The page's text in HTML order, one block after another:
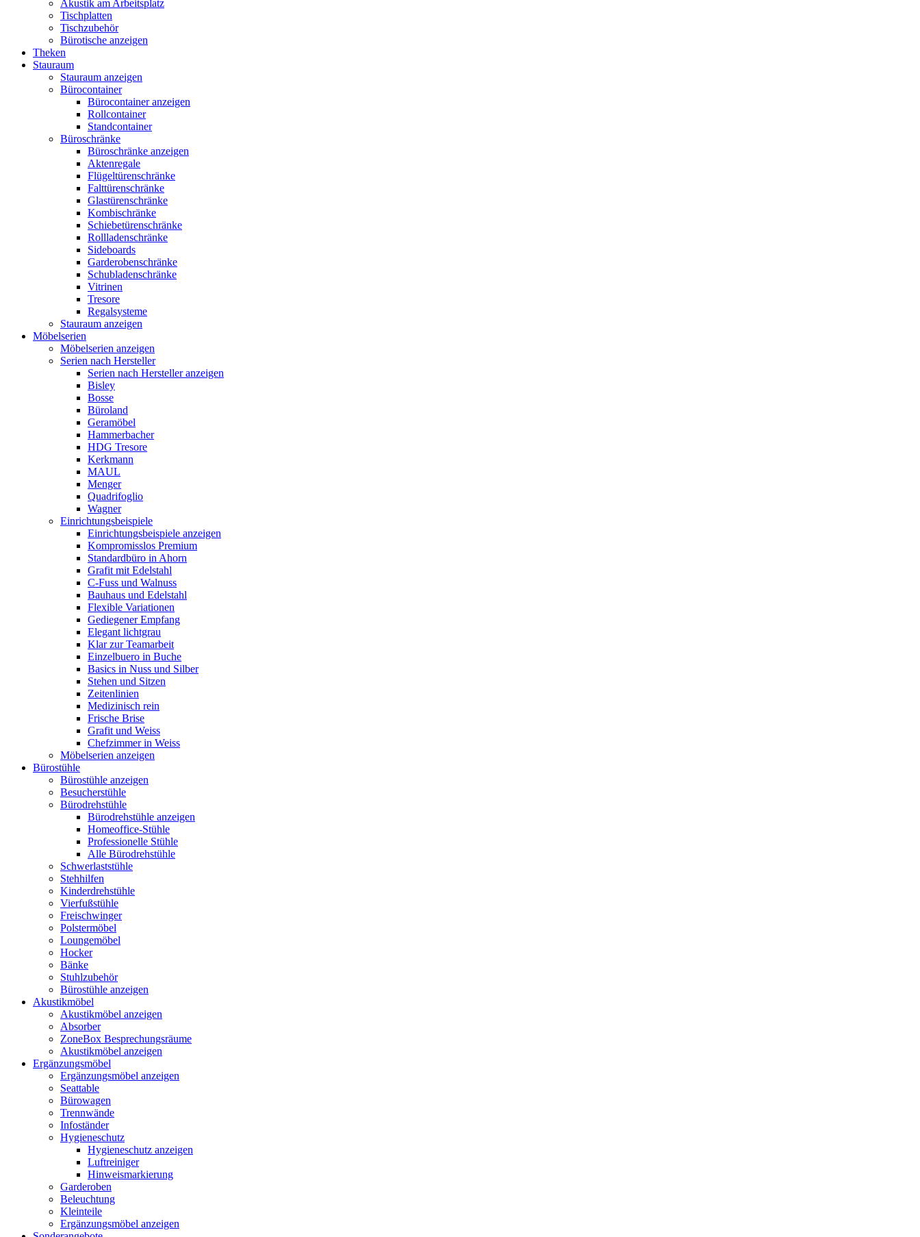
Akustik am Arbeitsplatz
Tischplatten
Tischzubehör
Bürotische anzeigen
Theken
Stauraum
Stauraum anzeigen
Bürocontainer
Bürocontainer anzeigen
Rollcontainer
Standcontainer
Büroschränke
Büroschränke anzeigen
Aktenregale
Flügeltürenschränke
Falttürenschränke
Glastürenschränke
Kombischränke
Schiebetürenschränke
Rollladenschränke
Sideboards
Garderobenschränke
Schubladenschränke
Vitrinen
Tresore
Regalsysteme
Stauraum anzeigen
Möbelserien
Möbelserien anzeigen
Serien nach Hersteller
Serien nach Hersteller anzeigen
Bisley
Bosse
Büroland
Geramöbel
Hammerbacher
HDG Tresore
Kerkmann
MAUL
Menger
Quadrifoglio
Wagner
Einrichtungsbeispiele
Einrichtungsbeispiele anzeigen
Kompromisslos Premium
Standardbüro in Ahorn
Grafit mit Edelstahl
C-Fuss und Walnuss
Bauhaus und Edelstahl
Flexible Variationen
Gediegener Empfang
Elegant lichtgrau
Klar zur Teamarbeit
Einzelbuero in Buche
Basics in Nuss und Silber
Stehen und Sitzen
Zeitenlinien
Medizinisch rein
Frische Brise
Grafit und Weiss
Chefzimmer in Weiss
Möbelserien anzeigen
Bürostühle
Bürostühle anzeigen
Besucherstühle
Bürodrehstühle
Bürodrehstühle anzeigen
Homeoffice-Stühle
Professionelle Stühle
Alle Bürodrehstühle
Schwerlaststühle
Stehhilfen
Kinderdrehstühle
Vierfußstühle
Freischwinger
Polstermöbel
Loungemöbel
Hocker
Bänke
Stuhlzubehör
Bürostühle anzeigen
Akustikmöbel
Akustikmöbel anzeigen
Absorber
ZoneBox Besprechungsräume
Akustikmöbel anzeigen
Ergänzungsmöbel
Ergänzungsmöbel anzeigen
Seattable
Bürowagen
Trennwände
Infoständer
Hygieneschutz
Hygieneschutz anzeigen
Luftreiniger
Hinweismarkierung
Garderoben
Beleuchtung
Kleinteile
Ergänzungsmöbel anzeigen